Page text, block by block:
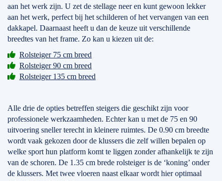
aan het werk zijn. U zet de stellage neer en kunt gewoon lekker
aan het werk, perfect bij het schilderen of het vervangen van een
dakkapel. Daarnaast heeft u dan de keuze uit verschillende
breedtes van het frame. Zo kan u kiezen uit de:
Rolsteiger 75 cm breed
Rolsteiger 90 cm breed
Rolsteiger 135 cm breed
Alle drie de opties betreffen steigers die geschikt zijn voor
professionele werkzaamheden. Echter kan u met de 75 en 90
uitvoering sneller terecht in kleinere ruimtes. De 0.90 cm breedte
wordt vaak gekozen door de klussers die zelf willen bepalen op
welke sport hun platform komt te liggen zonder afhankelijk te zijn
van de schoren. De 1.35 cm brede rolsteiger is de ‘koning’ onder
de klussers. Met twee vloeren naast elkaar wordt hier optimaal